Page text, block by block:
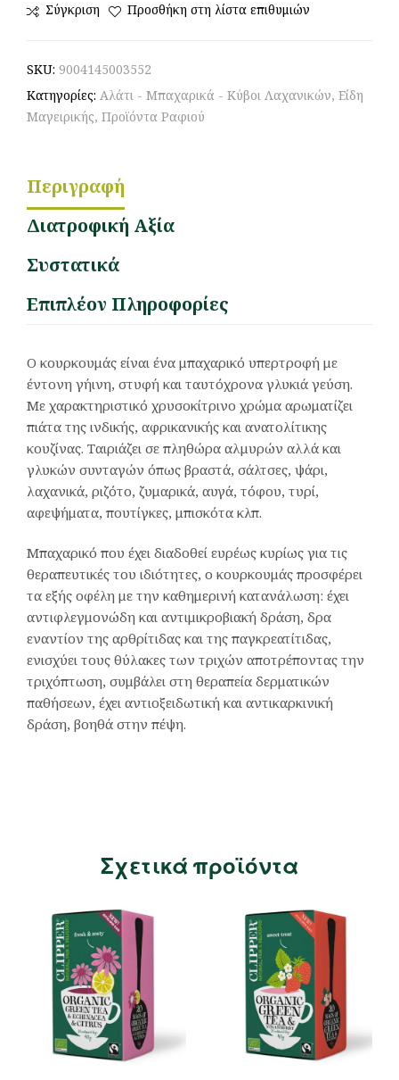
Σύγκριση Προσθήκη στη λίστα επιθυμιών
SKU: 9004145003552
Κατηγορίες: Αλάτι - Μπαχαρικά - Κύβοι Λαχανικών, Είδη
Μαγειρικής, Προϊόντα Ραφιού
Περιγραφή
Διατροφική Αξία
Συστατικά
Επιπλέον Πληροφορίες
Ο κουρκουμάς είναι ένα μπαχαρικό υπερτροφή με
έντονη γήινη, στυφή και ταυτόχρονα γλυκιά γεύση.
Με χαρακτηριστικό χρυσοκίτρινο χρώμα αρωματίζει
πιάτα της ινδικής, αφρικανικής και ανατολίτικης
κουζίνας. Ταιριάζει σε πληθώρα αλμυρών αλλά και
γλυκών συνταγών όπως βραστά, σάλτσες, ψάρι,
λαχανικά, ριζότο, ζυμαρικά, αυγά, τόφου, τυρί,
αφεψήματα, πουτίγκες, μπισκότα κλπ.
Μπαχαρικό που έχει διαδοθεί ευρέως κυρίως για τις
θεραπευτικές του ιδιότητες, ο κουρκουμάς προσφέρει
τα εξής οφέλη με την καθημερινή κατανάλωση: έχει
αντιφλεγμονώδη και αντιμικροβιακή δράση, δρα
εναντίον της αρθρίτιδας και της παγκρεατίτιδας,
ενισχύει τους θύλακες των τριχών αποτρέποντας την
τριχόπτωση, συμβάλει στη θεραπεία δερματικών
παθήσεων, έχει αντιοξειδωτική και αντικαρκινική
δράση, βοηθά στην πέψη.
Σχετικά προϊόντα